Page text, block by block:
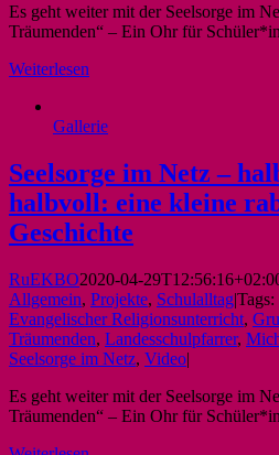
Es geht weiter mit der Seelsorge im
Träumenden“ – Ein Ohr für
Weiterlesen
Gallerie
Seelsorge im Netz –
halbvoll: eine kleine
Geschichte
RuEKBO2020-04-
Allgemein, Projekte, Schulalltag|Tags:
Evangelischer Religionsunterricht,
Träumenden, Landesschulpfarrer,
Seelsorge im Netz, Video|
Es geht weiter mit der Seelsorge im
Träumenden“ – Ein Ohr für